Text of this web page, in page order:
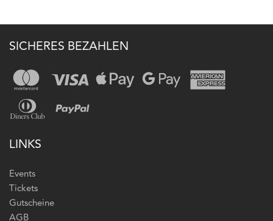
SICHERES BEZAHLEN
LINKS
Events
Tickets
Gutscheine
AGB